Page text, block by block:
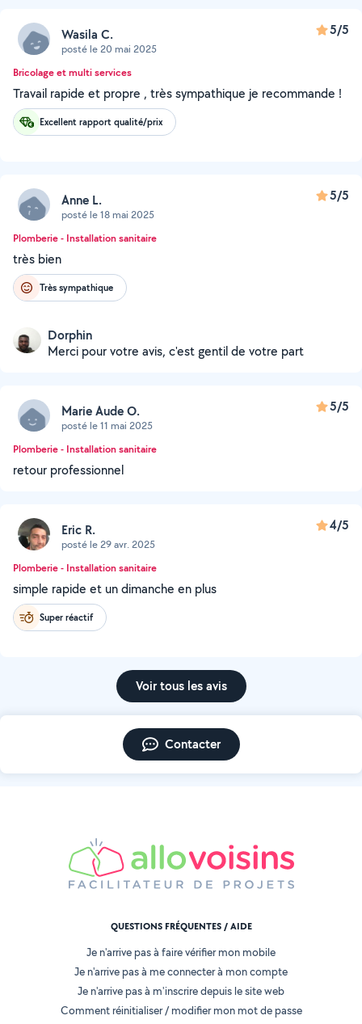
Wasila C.
posté le 20 mai 2025
5/5
Bricolage et multi services
Travail rapide et propre , très sympathique je recommande !
Excellent rapport qualité/prix
Anne L.
posté le 18 mai 2025
5/5
Plomberie - Installation sanitaire
très bien
Très sympathique
Dorphin
Merci pour votre avis, c'est gentil de votre part
Marie Aude O.
posté le 11 mai 2025
5/5
Plomberie - Installation sanitaire
retour professionnel
Eric R.
posté le 29 avr. 2025
4/5
Plomberie - Installation sanitaire
simple rapide et un dimanche en plus
Super réactif
Voir tous les avis
Contacter
QUESTIONS FRÉQUENTES / AIDE
Je n'arrive pas à faire vérifier mon mobile
Je n'arrive pas à me connecter à mon compte
Je n'arrive pas à m'inscrire depuis le site web
Comment réinitialiser / modifier mon mot de passe